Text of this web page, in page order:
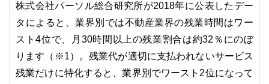
株式会社パーソル総合研究所が2018年に公表したデー
タによると、業界別では不動産業界の残業時間はワー
スト4位で、月30時間以上の残業割合は約32％にのぼ
ります（※1）。残業代が適切に支払われないサービス
残業だけに特化すると、業界別でワースト2位になって